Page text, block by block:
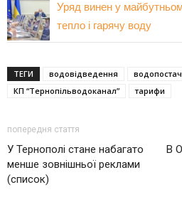
Уряд винен у
тепло і гарячу воду
ТЕГИ водовідведення
КП “Тернопільводоканал”
тарифи
попередня стаття
У Тернополі стане набагато
менше зовнішньої реклами
(список)
В